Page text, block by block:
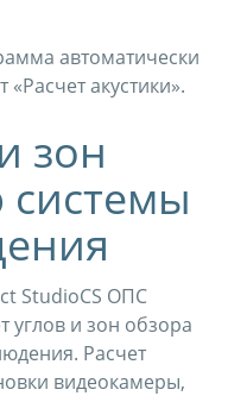
автоматически
акустики».
зон
системы
StudioCS ОПС
углов и зон обзора
Расчет
видеокамеры,